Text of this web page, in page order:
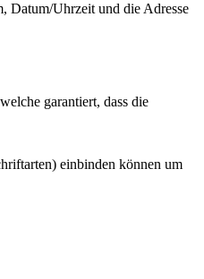
Datum/Uhrzeit und die Adresse
garantiert, dass die
einbinden können um